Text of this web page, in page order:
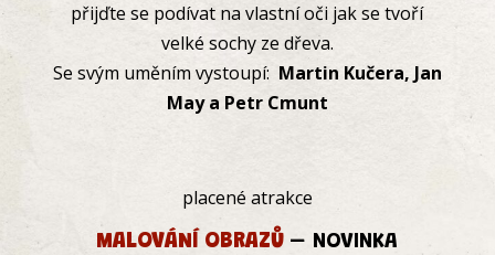
přijďte se podívat na vlastní oči jak se tvoří
velké sochy ze dřeva.
Se svým uměním vystoupí: Martin Kučera, Jan
May a Petr Cmunt
placené atrakce
MALOVÁNÍ OBRAZŮ – NOVINKA